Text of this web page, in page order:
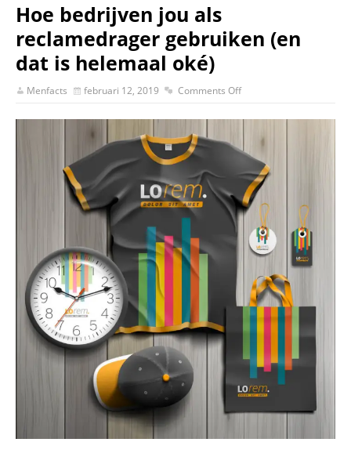
Hoe bedrijven jou als
reclamedrager gebruiken (en
dat is helemaal oké)
Menfacts februari 12, 2019 Comments Off